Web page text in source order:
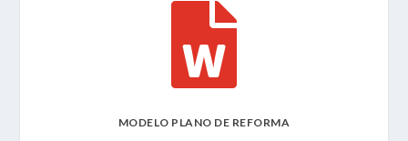

MODELO PLANO DE REFORMA